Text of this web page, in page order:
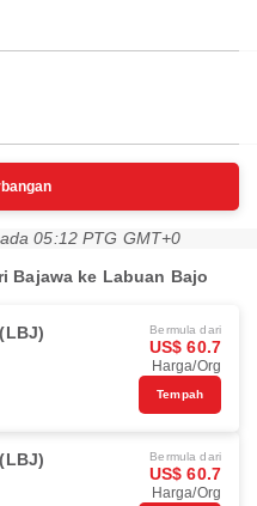
05:12 PTG GMT+0
Bajawa ke Labuan Bajo
Bermula dari
US$ 60.7
Harga/Org
Tempah
Bermula dari
US$ 60.7
Harga/Org